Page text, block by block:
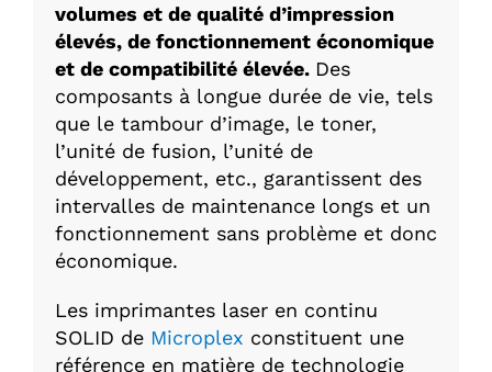
volumes et de qualité d’impression
élevés, de fonctionnement économique
et de compatibilité élevée. Des
composants à longue durée de vie, tels
que le tambour d’image, le toner,
l’unité de fusion, l’unité de
développement, etc., garantissent des
intervalles de maintenance longs et un
fonctionnement sans problème et donc
économique.
Les imprimantes laser en continu
SOLID de Microplex constituent une
référence en matière de technologie